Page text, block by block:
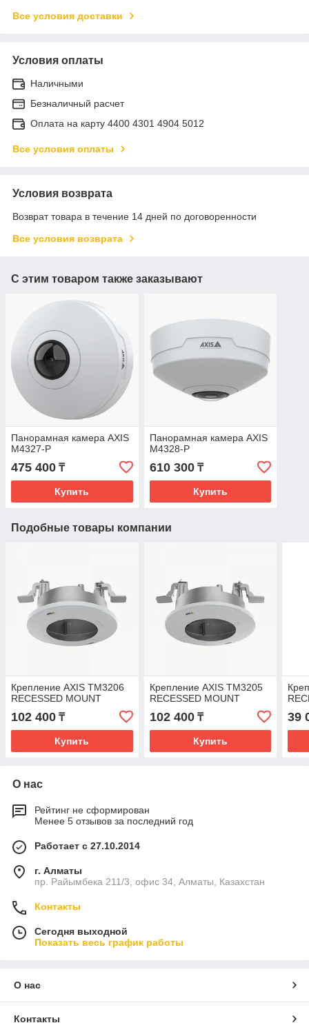
Все условия доставки
Условия оплаты
Наличными
Безналичный расчет
Оплата на карту 4400 4301 4904 5012
Все условия оплаты
Условия возврата
Возврат товара в течение 14 дней по договоренности
Все условия возврата
С этим товаром также заказывают
Панорамная камера AXIS
M4327-P
475 400 ₸
Купить
Панорамная камера AXIS
M4328-P
610 300₸
Купить
Подобные товары компании
Крепление AXIS TM3206
RECESSED MOUNT
102 400 ₸
Купить
Крепление AXIS TM3205
RECESSED MOUNT
102 400₸
Купить
39
О нас
Рейтинг не сформирован
Менее 5 отзывов за последний год
Работает с 27.10.2014
г. Алматы
пр. Райымбека 211/3, офис 34, Алматы, Казахстан
Контакты
Сегодня выходной
Показать весь график работы
О нас
Контакты